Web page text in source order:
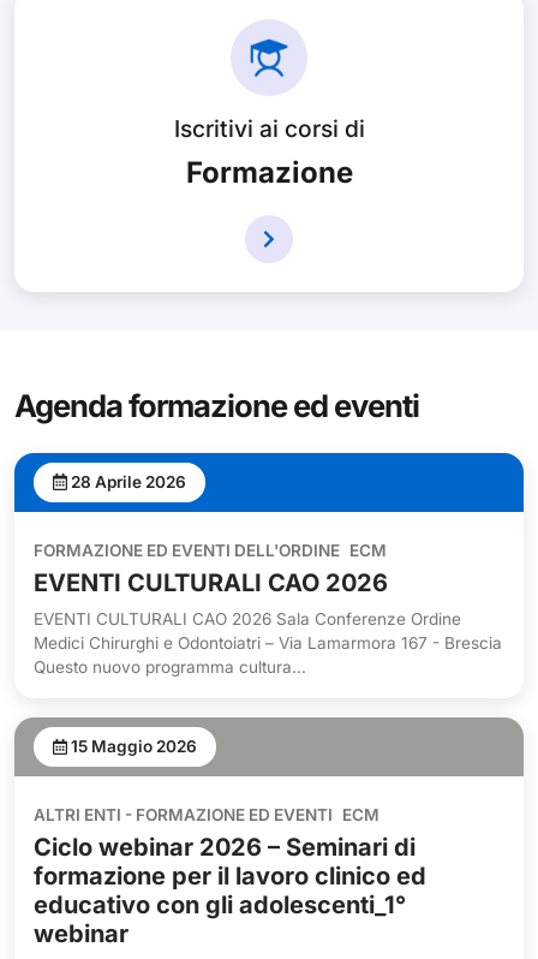
Iscritivi ai corsi di
Formazione
Agenda formazione ed eventi
28 Aprile 2026
FORMAZIONE ED EVENTI DELL'ORDINE ECM
EVENTI CULTURALI CAO 2026
EVENTI CULTURALI CAO 2026 Sala Conferenze Ordine
Medici Chirurghi e Odontoiatri – Via Lamarmora 167 - Brescia
Questo nuovo programma cultura...
15 Maggio 2026
ALTRI ENTI - FORMAZIONE ED EVENTI ECM
Ciclo webinar 2026 – Seminari di
formazione per il lavoro clinico ed
educativo con gli adolescenti_1°
webinar